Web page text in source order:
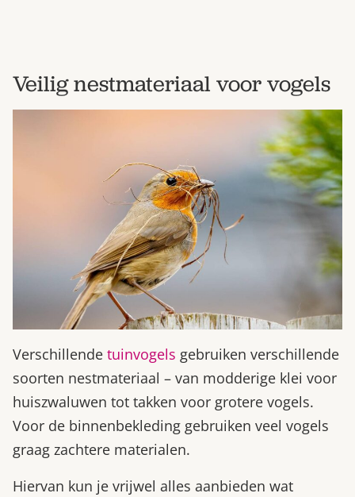
Veilig nestmateriaal voor vogels
Verschillende tuinvogels gebruiken verschillende
soorten nestmateriaal – van modderige klei voor
huiszwaluwen tot takken voor grotere vogels.
Voor de binnenbekleding gebruiken veel vogels
graag zachtere materialen.
Hiervan kun je vrijwel alles aanbieden wat